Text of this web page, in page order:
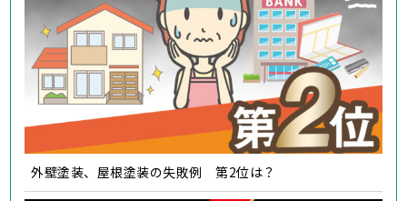
外壁塗装、屋根塗装の失敗例 第2位は？